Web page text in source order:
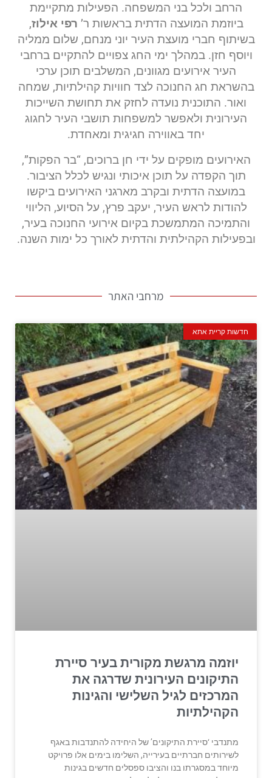
הרחב ולכל בני המשפחה. הפעילות מתקיימת
ביוזמת המועצה הדתית בראשות ר’ רפי אילוז,
בשיתוף חברי מועצת העיר יוני מנחם, שלום ממליה
ויוסף חזן. במהלך ימי החג צפויים להתקיים ברחבי
העיר אירועים מגוונים, המשלבים תוכן ערכי
בהשראת חג החנוכה לצד חוויות קהילתיות, שמחה
ואור. התוכנית נועדה לחזק את תחושת השייכות
העירונית ולאפשר למשפחות תושבי העיר לחגוג
יחד באווירה חגיגית ומאחדת.
האירועים מופקים על ידי חן ברוכים, “בר הפקות”,
תוך הקפדה על תוכן איכותי ונגיש לכלל הציבור.
במועצה הדתית ובקרב מארגני האירועים ביקשו
להודות לראש העיר, יעקב פרץ, על הסיוע, הליווי
והתמיכה המתמשכת בקיום אירועי החנוכה בעיר,
ובפעילות הקהילתית והדתית לאורך כל ימות השנה.
מרחבי האתר
חדשות קריית אתא
יוזמה מרגשת מקורית בעיר סיירת
התיקונים העירונית שדרגה את
המרכזים לגיל השלישי והגינות
הקהילתיות
מתנדבי ‘סיירת התיקונים’ של היחידה להתנדבות באגף
לשירותים חברתיים בעירייה, השלימו בימים אלו פרויקט
מיוחד במסגרתו בנו והציבו ספסלים חדשים בגינות